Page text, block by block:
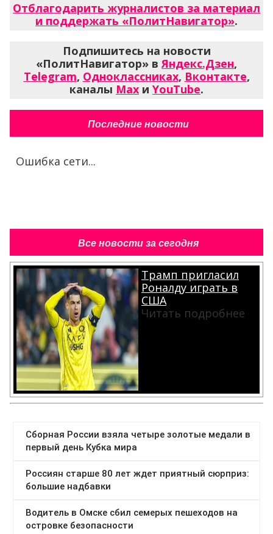
Отблагодарить журналистов за материал
и поддержать «ПолитНавигатор».
Подпишитесь на новости
«ПолитНавигатор» вЯндекс.Дзен,
Telegram, Одноклассниках, Вконтакте,
каналы Max и YouTube.
Последние новости
Ошибка сети...
Все новости за сегодня
Трамп пригласил
Роналду играть в
США
Читать подробнее